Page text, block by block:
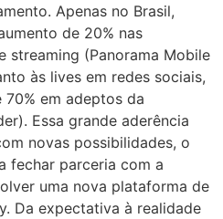
Apenas no Brasil,
de 20% nas
streaming (Panorama Mobile
às lives em redes sociais,
em adeptos da
Essa grande aderência
novas possibilidades, o
fechar parceria com a
uma nova plataforma de
Da expectativa à realidade